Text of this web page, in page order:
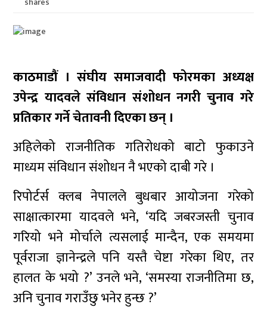
काठमाडौं । संघीय समाजवादी फोरमका अध्यक्ष
उपेन्द्र यादवले संविधान संशोधन नगरी चुनाव गरे
प्रतिकार गर्ने चेतावनी दिएका छन् ।
अहिलेको राजनीतिक गतिरोधको बाटो फुकाउने
माध्यम संविधान संशोधन नै भएको दाबी गरे ।
रिपोर्टर्स क्लब नेपालले बुधबार आयोजना गरेको
साक्षात्कारमा यादवले भने, ‘यदि जबरजस्ती चुनाव
गरियो भने मोर्चाले त्यसलाई मान्दैन, एक समयमा
पूर्वराजा ज्ञानेन्द्रले पनि यस्तै चेष्टा गरेका थिए, तर
हालत के भयो ?’ उनले भने, ‘समस्या राजनीतिमा छ,
अनि चुनाव गराउँछु भनेर हुन्छ ?’